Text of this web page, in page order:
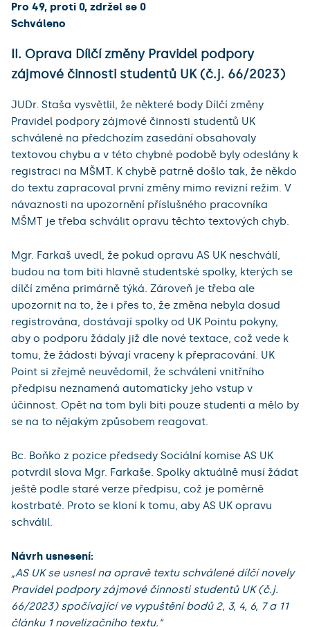
Pro 49, proti 0, zdržel se 0
Schváleno
II. Oprava Dílčí změny Pravidel podpory
zájmové činnosti studentů UK (č.j. 66/2023)
JUDr. Staša vysvětlil, že některé body Dílčí změny
Pravidel podpory zájmové činnosti studentů UK
schválené na předchozím zasedání obsahovaly
textovou chybu a v této chybné podobě byly odeslány k
registraci na MŠMT. K chybě patrně došlo tak, že někdo
do textu zapracoval první změny mimo revizní režim. V
návaznosti na upozornění příslušného pracovníka
MŠMT je třeba schválit opravu těchto textových chyb.
Mgr. Farkaš uvedl, že pokud opravu AS UK neschválí,
budou na tom biti hlavně studentské spolky, kterých se
dílčí změna primárně týká. Zároveň je třeba ale
upozornit na to, že i přes to, že změna nebyla dosud
registrována, dostávají spolky od UK Pointu pokyny,
aby o podporu žádaly již dle nové textace, což vede k
tomu, že žádosti bývají vraceny k přepracování. UK
Point si zřejmě neuvědomil, že schválení vnitřního
předpisu neznamená automaticky jeho vstup v
účinnost. Opět na tom byli biti pouze studenti a mělo by
se na to nějakým způsobem reagovat.
Bc. Boňko z pozice předsedy Sociální komise AS UK
potvrdil slova Mgr. Farkaše. Spolky aktuálně musí žádat
ještě podle staré verze předpisu, což je poměrně
kostrbaté. Proto se kloní k tomu, aby AS UK opravu
schválil.
Návrh usnesení:
„AS UK se usnesl na opravě textu schválené dílčí novely
Pravidel podpory zájmové činnosti studentů UK (č.j.
66/2023) spočívající ve vypuštění bodů 2, 3, 4, 6, 7 a 11
článku 1 novelizačního textu.“